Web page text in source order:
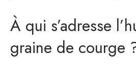
À qui s’adresse
graine de courge